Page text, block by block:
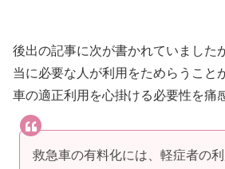
後出の記事に次が書かれていました
当に必要な人が利用をためらうこと
車の適正利用を心掛ける必要性を痛
救急車の有料化には、軽症者の